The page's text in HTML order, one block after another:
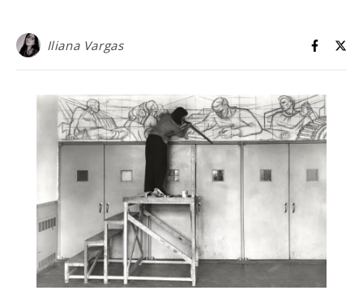
Iliana Vargas